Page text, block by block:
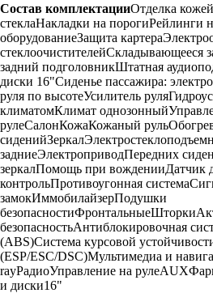
Состав комплектацииОтделка
стеклаНакладки на порогиРейлинги
оборудованиеЗащита картера
стеклоочистителейСкладывающееся
задний подголовникШтатная
диски 16"Сиденье пассажира:
руля по высотеУсилитель руля
климатомКлимат однозонный
рулеСалонКожаКожаный руль
сиденийЗеркал
задниеЭлектроприводПередних
зеркалПомощь при вожденииДатчик
контрольПротивоугонная система
замокИммобилайзерПодушки
безопасностиФронтальныеШторки
безопасностьАнтиблокировочная
(ABS)Система курсовой
(ESP/ESC/DSC)Мультимедиа и
rayРадиоУправление на рулеAUX
и диски16"